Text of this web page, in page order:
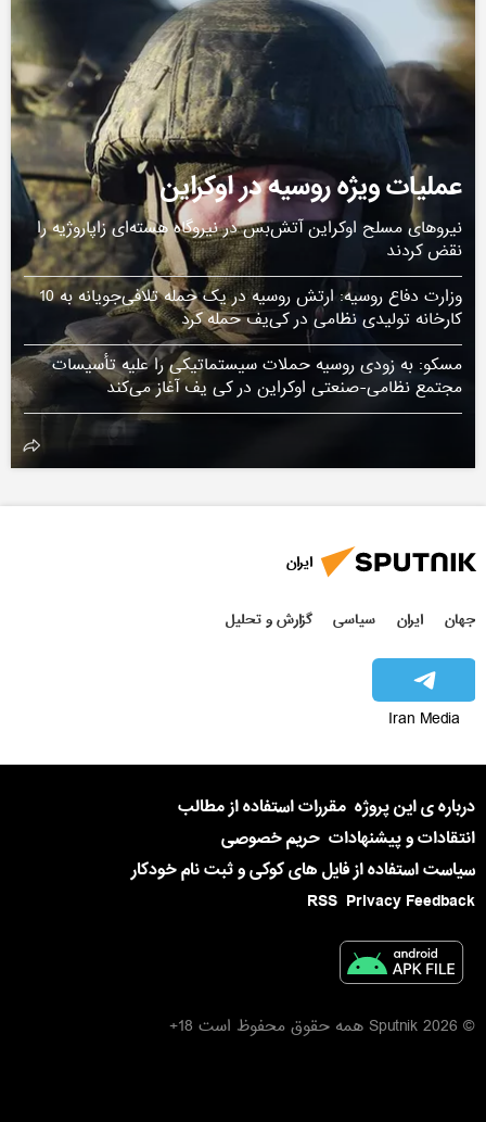
عملیات ویژه روسیه در اوکراین
نیروهای مسلح اوکراین آتش‌بس در نیروگاه هسته‌ای زاپاروژیه را
نقض کردند
وزارت دفاع روسیه: ارتش روسیه در یک حمله تلافی‌جویانه به 10
کارخانه تولیدی نظامی در کی‌یف حمله کرد
مسکو: به زودی روسیه حملات سیستماتیکی را علیه تأسیسات
مجتمع نظامی-صنعتی اوکراین در کی یف آغاز می‌کند
ایران
جهان ایران سیاسی گزارش و تحلیل
Iran Media
درباره ی این پروژه مقررات استفاده از مطالب
انتقادات و پیشنهادات حریم خصوصی
سیاست استفاده از فایل های کوکی و ثبت نام خودکار
Privacy Feedback
RSS
© 2026 Sputnik همه حقوق محفوظ است 18+